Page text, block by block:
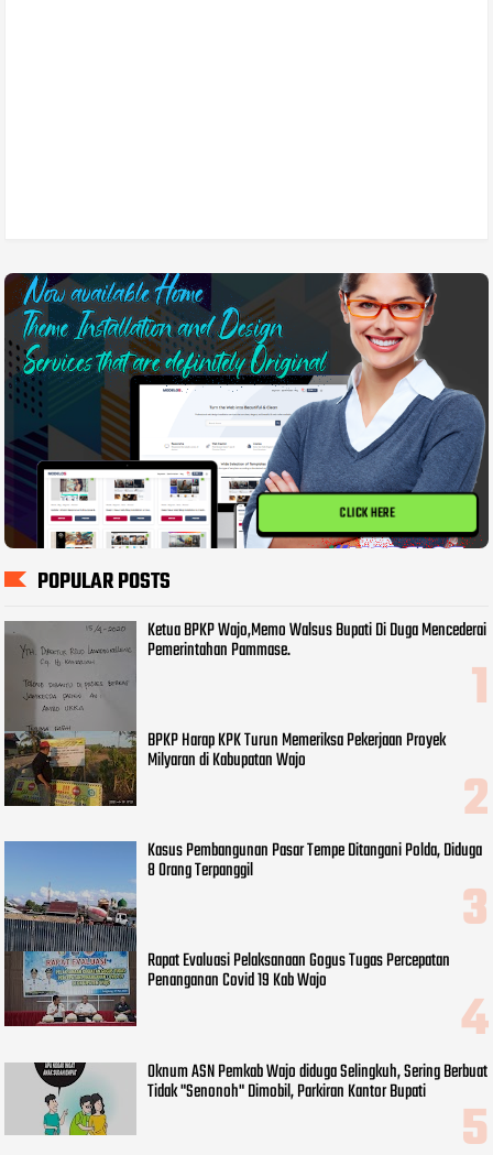
CLICK HERE
POPULAR POSTS
Ketua BPKP Wajo,Memo Walsus Bupati Di Duga Mencederai
Pemerintahan Pammase.
BPKP Harap KPK Turun Memeriksa Pekerjaan Proyek
Milyaran di Kabupatan Wajo
Kasus Pembangunan Pasar Tempe Ditangani Polda, Diduga
8 Orang Terpanggil
Rapat Evaluasi Pelaksanaan Gogus Tugas Percepatan
Penanganan Covid 19 Kab Wajo
Oknum ASN Pemkab Wajo diduga Selingkuh, Sering Berbuat
Tidak "Senonoh" Dimobil, Parkiran Kantor Bupati